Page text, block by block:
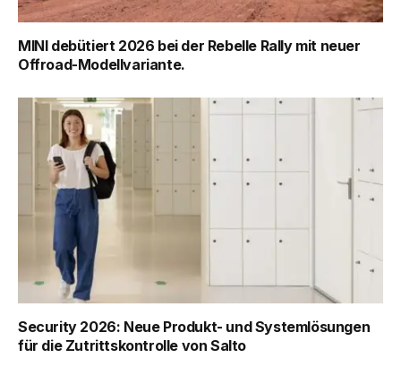
MINI debütiert 2026 bei der Rebelle Rally mit neuer
Offroad-Modellvariante.
Security 2026: Neue Produkt- und Systemlösungen
für die Zutrittskontrolle von Salto